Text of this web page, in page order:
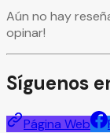
Aún no hay
opinar!
Síguenos
Página Web